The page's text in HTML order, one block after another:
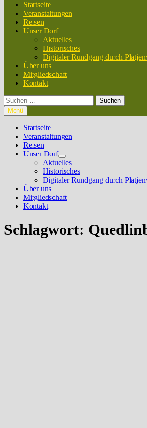
Startseite
Veranstaltungen
Reisen
Unser Dorf
Aktuelles
Historisches
Digitaler Rundgang durch
Über uns
Mitgliedschaft
Kontakt
Suchen
nach:
Menü
Startseite
Veranstaltungen
Reisen
Unser Dorf
Untermenü
anzeigen
Aktuelles
Historisches
Digitaler Rundgang durch
Über uns
Mitgliedschaft
Kontakt
Schlagwort: